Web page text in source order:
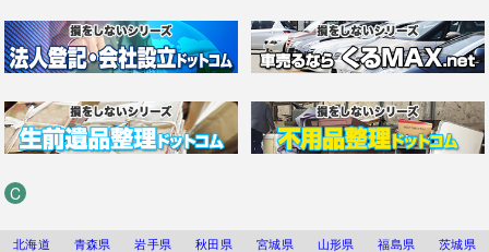
C
北海道 青森県 岩手県 秋田県 宮城県 山形県 福島県
茨城県